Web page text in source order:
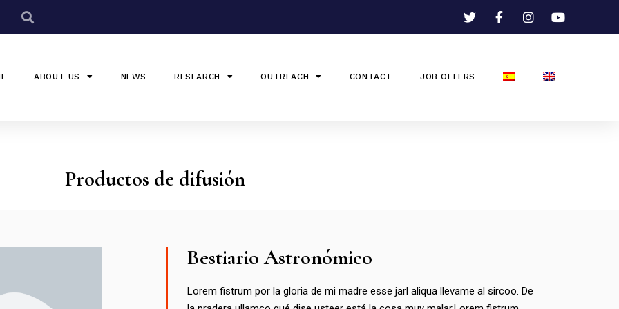
ABOUT US NEWS RESEARCH OUTREACH CONTACT JOB OFFERS
Productos de difusión
Bestiario Astronómico
Lorem fistrum por la gloria de mi madre esse jarl aliqua llevame al sircoo. De